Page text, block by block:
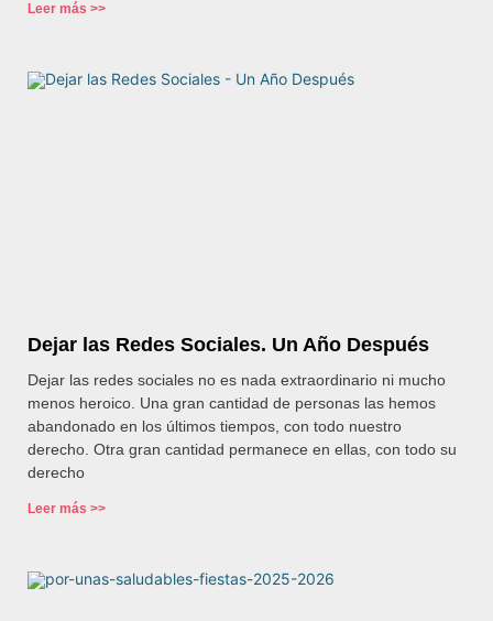
Leer más >>
Dejar las Redes Sociales. Un Año Después
Dejar las redes sociales no es nada extraordinario ni mucho
menos heroico. Una gran cantidad de personas las hemos
abandonado en los últimos tiempos, con todo nuestro
derecho. Otra gran cantidad permanece en ellas, con todo su
derecho
Leer más >>